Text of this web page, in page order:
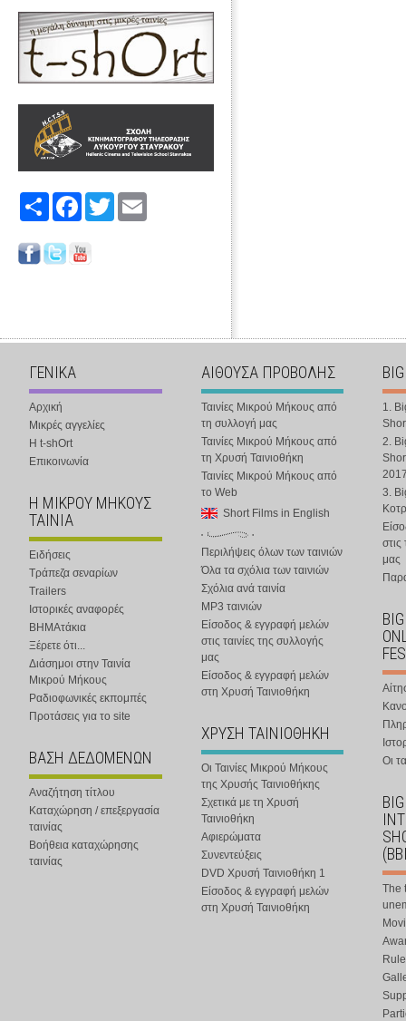
Share FacebookTwitter
ΓΕΝΙΚΑ
Αρχική
Μικρές αγγελίες
Η t-shOrt
Επικοινωνία
Η ΜΙΚΡΟΥ ΜΗΚΟΥΣ
ΤΑΙΝΙΑ
Ειδήσεις
Τράπεζα σεναρίων
Trailers
Ιστορικές αναφορές
ΒΗΜΑτάκια
Ξέρετε ότι...
Διάσημοι στην Ταινία
Μικρού Μήκους
Ραδιοφωνικές εκπομπές
Προτάσεις για το site
ΒΑΣΗ ΔΕΔΟΜΕΝΩΝ
Αναζήτηση τίτλου
Καταχώρηση / επεξεργασία
ταινίας
Βοήθεια καταχώρησης
ταινίας
ΑΙΘΟΥΣΑ ΠΡΟΒΟΛΗΣ
Ταινίες Μικρού Μήκους από
τη συλλογή μας
Ταινίες Μικρού Μήκους από
τη Χρυσή Ταινιοθήκη
Ταινίες Μικρού Μήκους από
το Web
Short Films in English
Περιλήψεις όλων των ταινιών
Όλα τα σχόλια των ταινιών
Σχόλια ανά ταινία
MP3 ταινιών
Είσοδος & εγγραφή μελών
στις ταινίες της συλλογής
μας
Είσοδος & εγγραφή μελών
στη Χρυσή Ταινιοθήκη
ΧΡΥΣΗ ΤΑΙΝΙΟΘΗΚΗ
Οι Ταινίες Μικρού Μήκους
της Χρυσής Ταινιοθήκης
Σχετικά με τη Χρυσή
Ταινιοθήκη
Αφιερώματα
Συνεντεύξεις
DVD Χρυσή Ταινιοθήκη 1
Είσοδος & εγγραφή μελών
στη Χρυσή Ταινιοθήκη
1.
2.
3.
στις
μας
Οι
The